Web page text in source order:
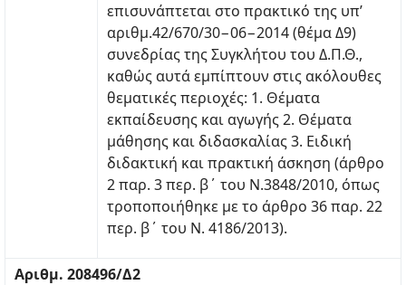
επισυνάπτεται στο πρακτικό της υπ’
αριθμ.42/670/30−06−2014 (θέμα Δ9)
συνεδρίας της Συγκλήτου του Δ.Π.Θ.,
καθώς αυτά εμπίπτουν στις ακόλουθες
θεματικές περιοχές: 1. Θέματα
εκπαίδευσης και αγωγής 2. Θέματα
μάθησης και διδασκαλίας 3. Ειδική
διδακτική και πρακτική άσκηση (άρθρο
2 παρ. 3 περ. β΄ του N.3848/2010, όπως
τροποποιήθηκε με το άρθρο 36 παρ. 22
περ. β΄ του N. 4186/2013).
Αριθμ. 208496/Δ2